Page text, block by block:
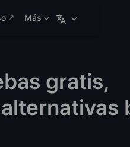
Más
gratis,